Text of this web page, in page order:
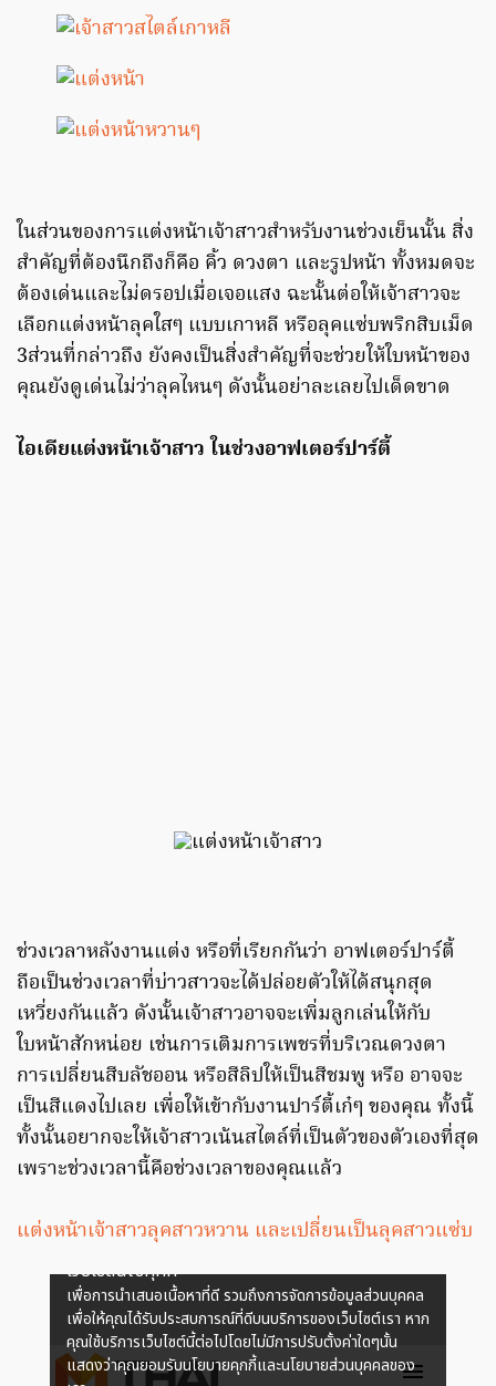
ในส่วนของการแต่งหน้าเจ้าสาวสำหรับงานช่วงเย็นนั้น สิ่ง
สำคัญที่ต้องนึกถึงก็คือ คิ้ว ดวงตา และรูปหน้า ทั้งหมดจะ
ต้องเด่นและไม่ดรอปเมื่อเจอแสง ฉะนั้นต่อให้เจ้าสาวจะ
เลือกแต่งหน้าลุคใสๆ แบบเกาหลี หรือลุคแซ่บพริกสิบเม็ด
3ส่วนที่กล่าวถึง ยังคงเป็นสิ่งสำคัญที่จะช่วยให้ใบหน้าของ
คุณยังดูเด่นไม่ว่าลุคไหนๆ ดังนั้นอย่าละเลยไปเด็ดขาด
ไอเดียแต่งหน้าเจ้าสาว ในช่วงอาฟเตอร์ปาร์ตี้
ช่วงเวลาหลังงานแต่ง หรือที่เรียกกันว่า อาฟเตอร์ปาร์ตี้
ถือเป็นช่วงเวลาที่บ่าวสาวจะได้ปล่อยตัวให้ได้สนุกสุด
เหวี่ยงกันแล้ว ดังนั้นเจ้าสาวอาจจะเพิ่มลูกเล่นให้กับ
ใบหน้าสักหน่อย เช่นการเติมการเพชรที่บริเวณดวงตา
การเปลี่ยนสีบลัชออน หรือสีลิปให้เป็นสีชมพู หรือ อาจจะ
เป็นสีแดงไปเลย เพื่อให้เข้ากับงานปาร์ตี้เก๋ๆ ของคุณ ทั้งนี้
ทั้งนั้นอยากจะให้เจ้าสาวเน้นสไตล์ที่เป็นตัวของตัวเองที่สุด
เพราะช่วงเวลานี้คือช่วงเวลาของคุณแล้ว
แต่งหน้าเจ้าสาวลุคสาวหวาน และเปลี่ยนเป็นลุคสาวแซ่บ